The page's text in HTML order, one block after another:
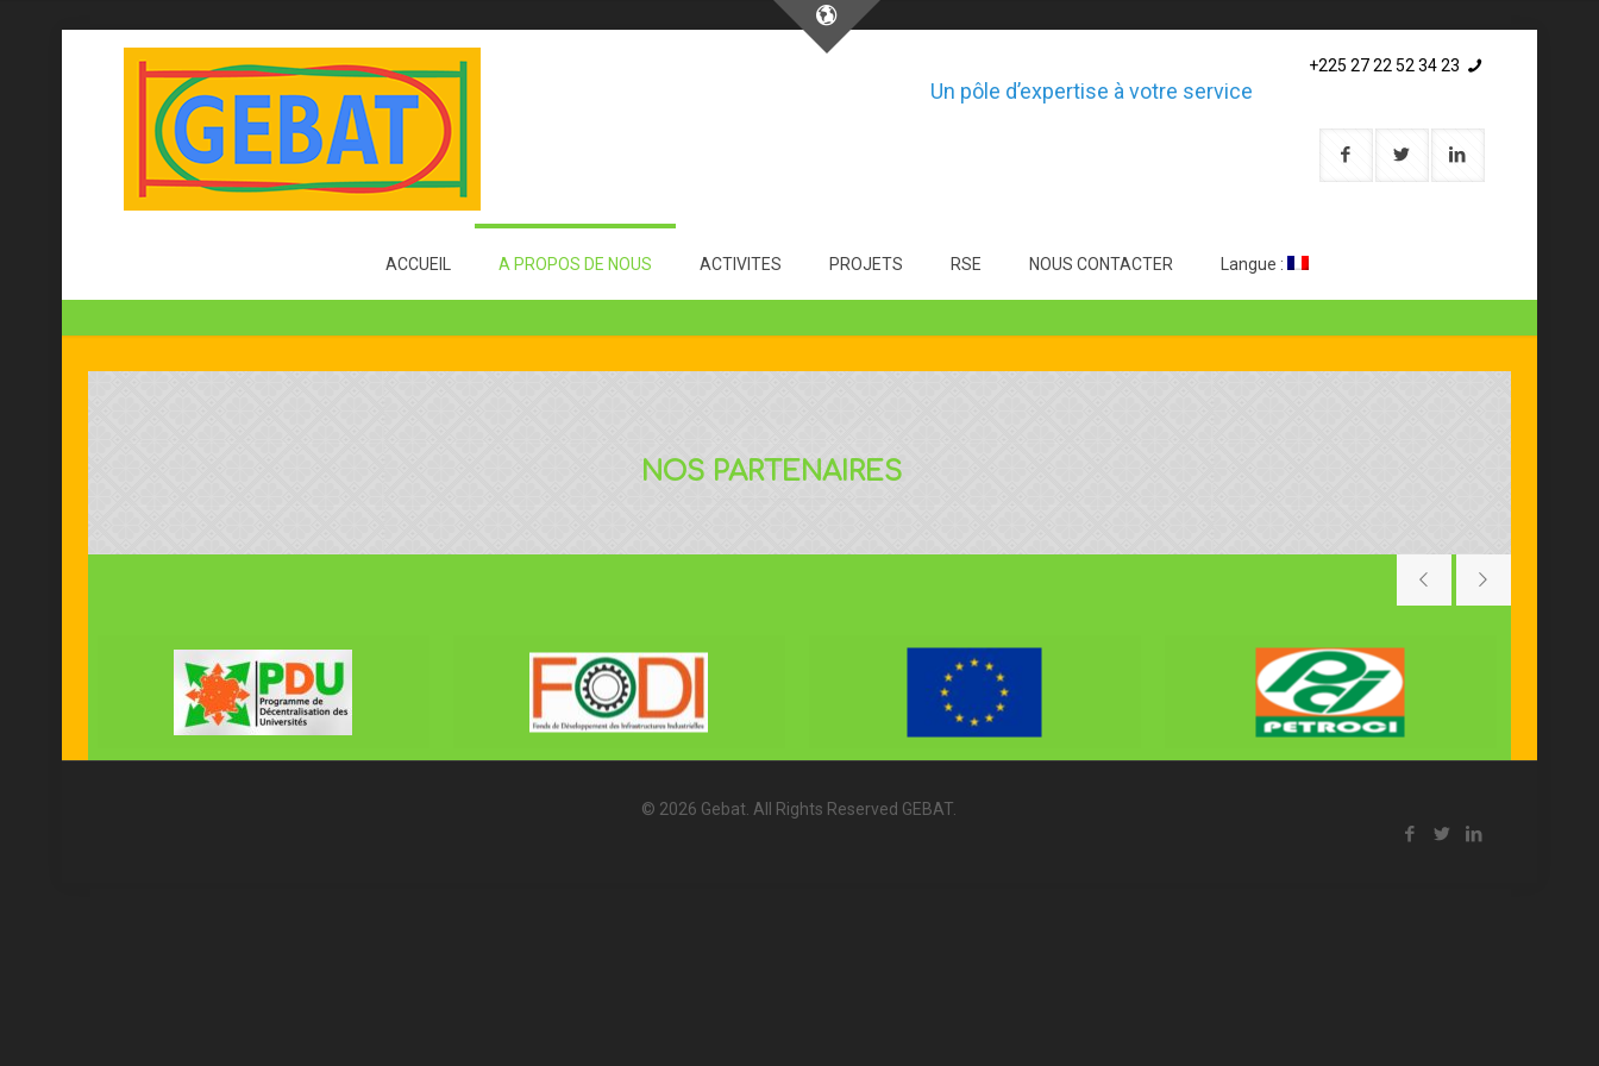
ACCUEIL A PROPOS DE NOUS ACTIVITES PROJETS RSE NOUS CONTACTER Langue :
+225 27 22 52 34 23
Un pôle d’expertise à votre service
NOS PARTENAIRES
© 2026 Gebat. All Rights Reserved GEBAT.